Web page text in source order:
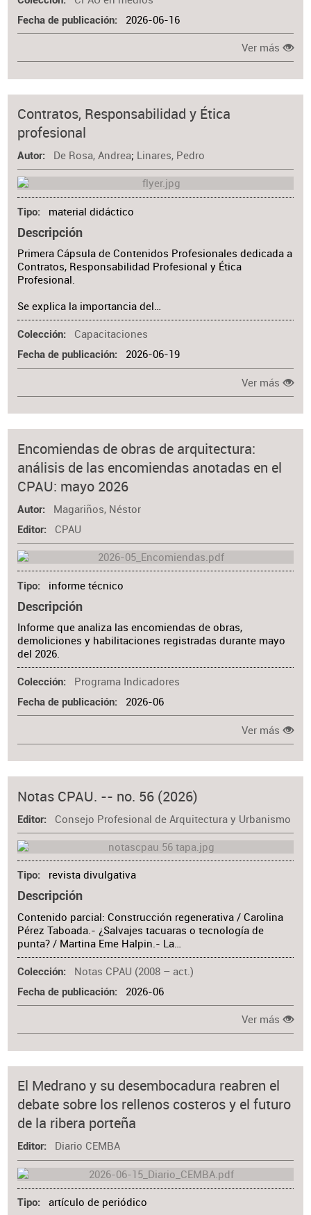
Fecha de publicación 2026-06-16
Ver más
Contratos, Responsabilidad y Ética
profesional
Autor De Rosa, Andrea; Linares, Pedro
Tipo material didáctico
Descripción
Primera Cápsula de Contenidos Profesionales dedicada a
Contratos, Responsabilidad Profesional y Ética
Profesional.
Se explica la importancia del…
Colección Capacitaciones
Fecha de publicación 2026-06-19
Ver más
Encomiendas de obras de arquitectura:
análisis de las encomiendas anotadas en el
CPAU: mayo 2026
Autor Magariños, Néstor
Editor CPAU
Tipo informe técnico
Descripción
Informe que analiza las encomiendas de obras,
demoliciones y habilitaciones registradas durante mayo
del 2026.
Colección Programa Indicadores
Fecha de publicación 2026-06
Ver más
Notas CPAU. -- no. 56 (2026)
Editor Consejo Profesional de Arquitectura y Urbanismo
Tipo revista divulgativa
Descripción
Contenido parcial: Construcción regenerativa / Carolina
Pérez Taboada.- ¿Salvajes tacuaras o tecnología de
punta? / Martina Eme Halpin.- La…
Colección Notas CPAU (2008 – act.)
Fecha de publicación 2026-06
Ver más
El Medrano y su desembocadura reabren el
debate sobre los rellenos costeros y el futuro
de la ribera porteña
Editor Diario CEMBA
Tipo artículo de periódico